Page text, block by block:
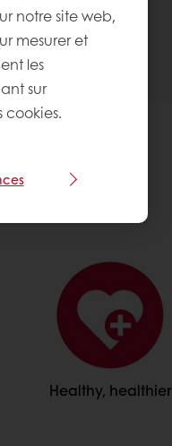
Healthy, healthier
notre site web,
mesurer et
les
sur
cookies.